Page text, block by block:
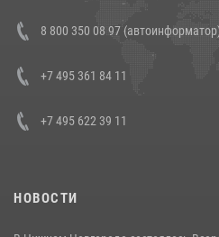
8 800 350 08 97
+7 495 361 84 11
+7 495 622 39 11
НОВОСТИ